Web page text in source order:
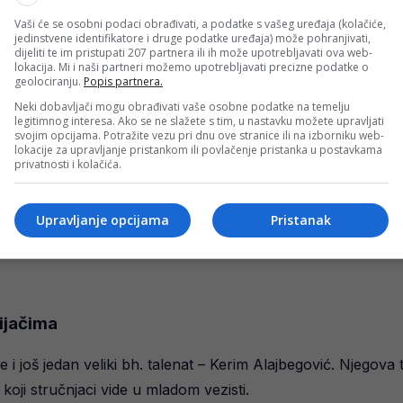
partije u posljednjem periodu pokazuju zrelost, brzinu i
i još jedan veliki bh. talenat – Kerim Alajbegović.
stručnjaci vide u mladom vezisti.
Vaši će se osobni podaci obrađivati, a podatke s vašeg uređaja (kolačiće,
jedinstvene identifikatore i druge podatke uređaja) može pohranjivati,
dijeliti te im pristupati 207 partnera ili ih može upotrebljavati ova web-
lokacija. Mi i naši partneri možemo upotrebljavati precizne podatke o
geolociranju. Popis partnera.
Neki dobavljači mogu obrađivati vaše osobne podatke na temelju
legitimnog interesa. Ako se ne slažete s tim, u nastavku možete upravljati
svojim opcijama. Potražite vezu pri dnu ove stranice ili na izborniku web-
lokacije za upravljanje pristankom ili povlačenje pristanka u postavkama
privatnosti i kolačića.
Pristanak
Upravljanje opcijama